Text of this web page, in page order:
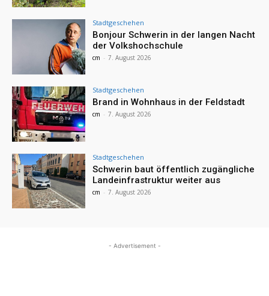
Stadtgeschehen
Bonjour Schwerin in der langen Nacht
der Volkshochschule
cm - 7. August 2026
Stadtgeschehen
Brand in Wohnhaus in der Feldstadt
cm - 7. August 2026
Stadtgeschehen
Schwerin baut öffentlich zugängliche
Landeinfrastruktur weiter aus
cm - 7. August 2026
- Advertisement -